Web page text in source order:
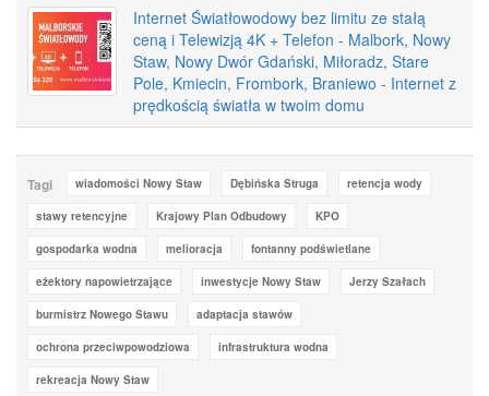
Internet Światłowodowy bez limitu ze stałą
ceną i Telewizją 4K + Telefon - Malbork, Nowy
Staw, Nowy Dwór Gdański, Miłoradz, Stare
Pole, Kmiecin, Frombork, Braniewo - Internet z
prędkością światła w twoim domu
Tagi wiadomości Nowy Staw Dębińska Struga retencja wody
stawy retencyjne Krajowy Plan Odbudowy KPO
gospodarka wodna melioracja fontanny podświetlane
eżektory napowietrzające inwestycje Nowy Staw Jerzy Szałach
burmistrz Nowego Stawu adaptacja stawów
ochrona przeciwpowodziowa infrastruktura wodna
rekreacja Nowy Staw